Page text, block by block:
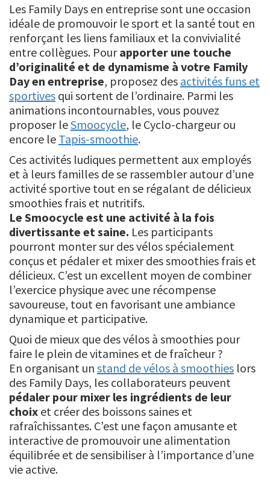
Les Family Days en entreprise sont une occasion
idéale de promouvoir le sport et la santé tout en
renforçant les liens familiaux et la convivialité
entre collègues. Pourapporter une touche
d’originalité et de dynamisme à votre Family
Day en entreprise, proposez des activités funs et
sportives qui sortent de l’ordinaire. Parmi les
animations incontournables, vous pouvez
proposer leSmoocycle, le Cyclo-chargeur ou
encore le Tapis-smoothie.
Ces activités ludiques permettent aux employés
et à leurs familles de se rassembler autour d’une
activité sportive tout en se régalant de délicieux
smoothies frais et nutritifs.
Le Smoocycle est une activité à la fois
divertissante et saine. Les participants
pourront monter sur des vélos spécialement
conçus et pédaler et mixer des smoothies frais et
délicieux. C’est un excellent moyen de combiner
l’exercice physique avec une récompense
savoureuse, tout en favorisant une ambiance
dynamique et participative.
Quoi de mieux que des vélos à smoothies pour
faire le plein de vitamines et de fraîcheur ?
En organisant un stand de vélos à smoothies lors
des Family Days, les collaborateurs peuvent
pédaler pour mixer les ingrédients de leur
choix et créer des boissons saines et
rafraîchissantes. C’est une façon amusante et
interactive de promouvoir une alimentation
équilibrée et de sensibiliser à l’importance d’une
vie active.